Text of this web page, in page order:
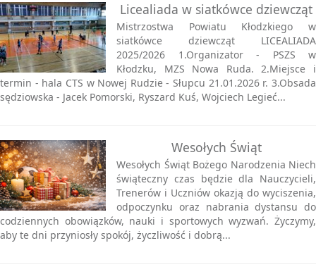
Licealiada w siatkówce dziewcząt
Mistrzostwa Powiatu Kłodzkiego w
siatkówce dziewcząt LICEALIADA
2025/2026 1.Organizator - PSZS w
Kłodzku, MZS Nowa Ruda. 2.Miejsce i
termin - hala CTS w Nowej Rudzie - Słupcu 21.01.2026 r. 3.Obsada
sędziowska - Jacek Pomorski, Ryszard Kuś, Wojciech Legieć...
Wesołych Świąt
Wesołych Świąt Bożego Narodzenia Niech
świąteczny czas będzie dla Nauczycieli,
Trenerów i Uczniów okazją do wyciszenia,
odpoczynku oraz nabrania dystansu do
codziennych obowiązków, nauki i sportowych wyzwań. Życzymy,
aby te dni przyniosły spokój, życzliwość i dobrą...